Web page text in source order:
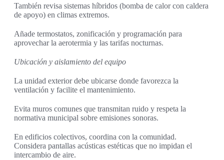
También revisa sistemas híbridos (bomba de calor con caldera
de apoyo) en climas extremos.
Añade termostatos, zonificación y programación para
aprovechar la aerotermia y las tarifas nocturnas.
Ubicación y aislamiento del equipo
La unidad exterior debe ubicarse donde favorezca la
ventilación y facilite el mantenimiento.
Evita muros comunes que transmitan ruido y respeta la
normativa municipal sobre emisiones sonoras.
En edificios colectivos, coordina con la comunidad.
Considera pantallas acústicas estéticas que no impidan el
intercambio de aire.